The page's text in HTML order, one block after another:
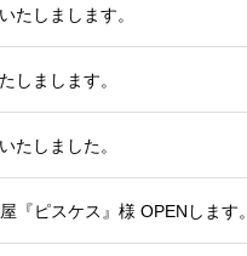
しまします。
まします。
しました。
『ピスケス』様 OPENします。